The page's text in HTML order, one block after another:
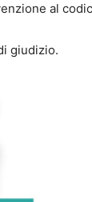
al
giudizio.